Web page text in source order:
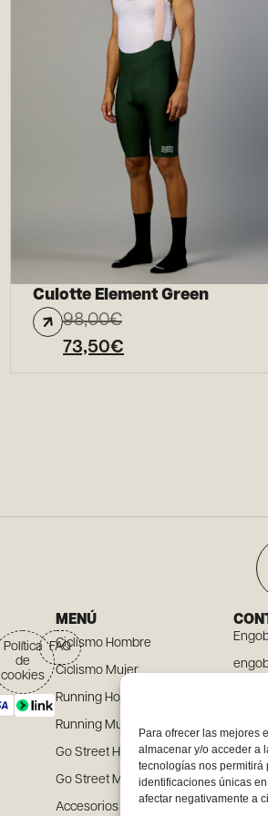
Para ofrecer las mejores
almacenar y/o acceder a
tecnologías nos permitirá
identificaciones únicas
afectar negativamente a
Culotte Element Green
98,00€
73,50€
Política
de
cookies
FAQ
MENÚ
Ciclismo Hombre
Ciclismo Mujer
Running Hombre
Running Mujer
Go Street Hombre
Go Street Mujer
Accesorios
Tel.